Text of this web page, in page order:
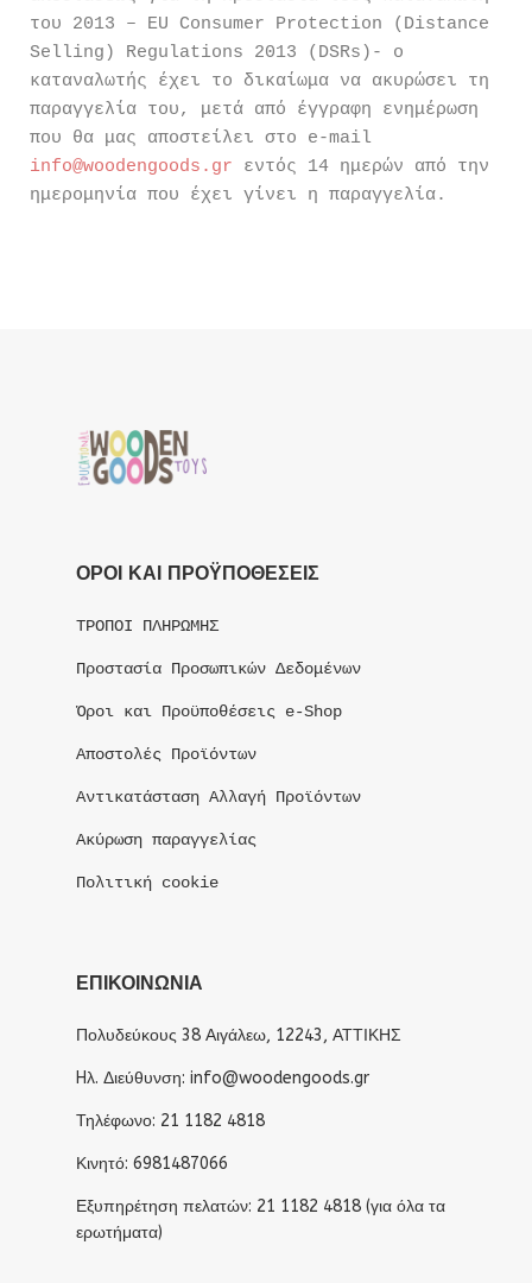
του 2013 – EU Consumer Protection (Distance
Selling) Regulations 2013 (DSRs)- ο
καταναλωτής έχει το δικαίωμα να ακυρώσει τη
παραγγελία του, μετά από έγγραφη ενημέρωση
που θα μας αποστείλει στο e-mail
info@woodengoods.gr εντός 14 ημερών από την
ημερομηνία που έχει γίνει η παραγγελία.
ΟΡΟΙ ΚΑΙ ΠΡΟΫΠΟΘΕΣΕΙΣ
ΤΡΟΠΟΙ ΠΛΗΡΩΜΗΣ
Προστασία Προσωπικών Δεδομένων
Όροι και Προϋποθέσεις e-Shop
Αποστολές Προϊόντων
Αντικατάσταση Αλλαγή Προϊόντων
Ακύρωση παραγγελίας
Πολιτική cookie
ΕΠΙΚΟΙΝΩΝΙΑ
Πολυδεύκους 38 Αιγάλεω, 12243, ΑΤΤΙΚΗΣ
Hλ. Διεύθυνση: info@woodengoods.gr
Τηλέφωνο: 21 1182 4818
Κινητό: 6981487066
Εξυπηρέτηση πελατών: 21 1182 4818 (για όλα τα
ερωτήματα)